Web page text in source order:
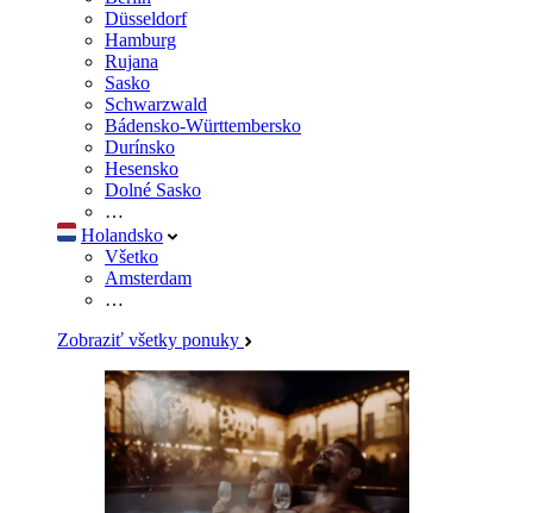
Düsseldorf
Hamburg
Rujana
Sasko
Schwarzwald
Bádensko-Württembersko
Durínsko
Hesensko
Dolné Sasko
…
Holandsko
Všetko
Amsterdam
…
Zobraziť všetky ponuky